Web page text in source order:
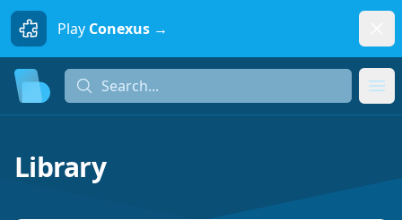
Play Conexus →
Search...
Library